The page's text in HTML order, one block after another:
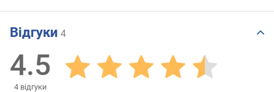
Відгуки 4
4.5
4 відгуки